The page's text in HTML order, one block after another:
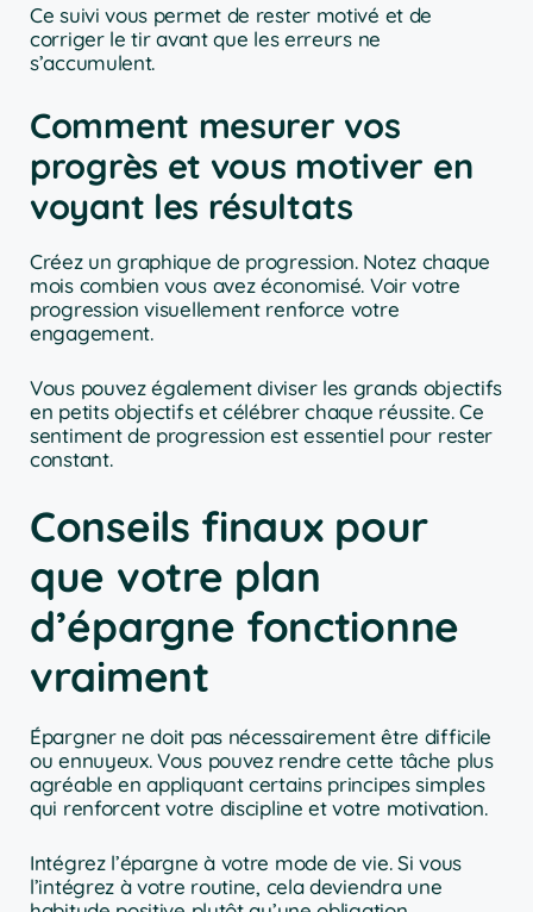
Ce suivi vous permet de rester motivé et de
corriger le tir avant que les erreurs ne
s’accumulent.
Comment mesurer vos
progrès et vous motiver en
voyant les résultats
Créez un graphique de progression. Notez chaque
mois combien vous avez économisé. Voir votre
progression visuellement renforce votre
engagement.
Vous pouvez également diviser les grands objectifs
en petits objectifs et célébrer chaque réussite. Ce
sentiment de progression est essentiel pour rester
constant.
Conseils finaux pour
que votre plan
d’épargne fonctionne
vraiment
Épargner ne doit pas nécessairement être difficile
ou ennuyeux. Vous pouvez rendre cette tâche plus
agréable en appliquant certains principes simples
qui renforcent votre discipline et votre motivation.
Intégrez l’épargne à votre mode de vie. Si vous
l’intégrez à votre routine, cela deviendra une